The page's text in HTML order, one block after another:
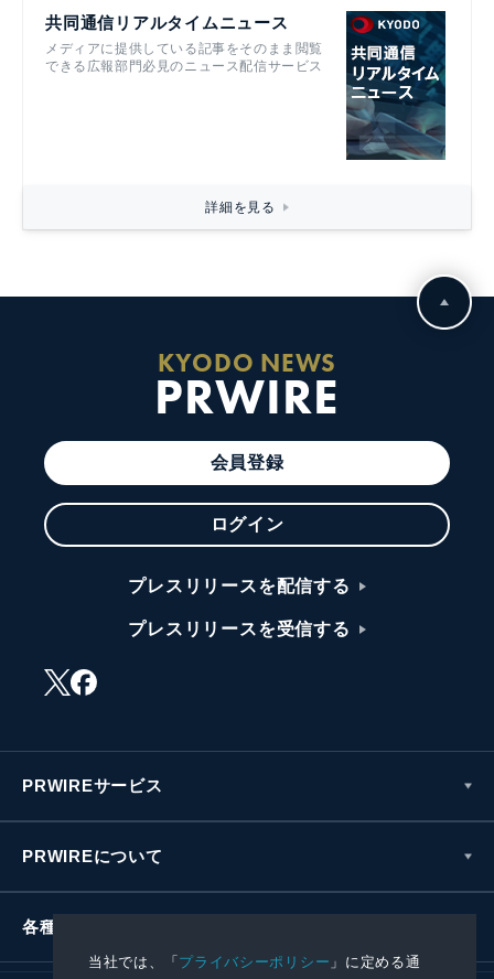
当社では、「プライバシーポリシー 」に定める通
共同通信リアルタイムニュース
メディアに提供している記事をそのまま閲覧
できる広報部門必見のニュース配信サービス
詳細を見る
KYODO NEWS
PRWIRE
会員登録
ログイン
プレスリリースを配信する
プレスリリースを受信する
PRWIREサービス
PRWIREについて
各種お問い合わせ